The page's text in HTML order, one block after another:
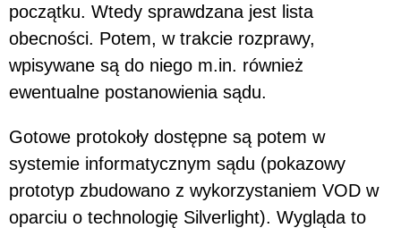
początku. Wtedy sprawdzana jest lista
obecności. Potem, w trakcie rozprawy,
wpisywane są do niego m.in. również
ewentualne postanowienia sądu.
Gotowe protokoły dostępne są potem w
systemie informatycznym sądu (pokazowy
prototyp zbudowano z wykorzystaniem VOD w
oparciu o technologię Silverlight). Wygląda to